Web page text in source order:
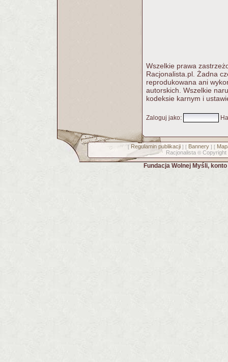
Wszelkie prawa
Racjonalista.pl. Żadna
reprodukowana ani
autorskich. Wszelkie
kodeksie karnym i
Zaloguj jako:
[ Regulamin publikacji] [ Bannery] [
Racjonalista © Copyright
Fundacja Wolnej Myśli,